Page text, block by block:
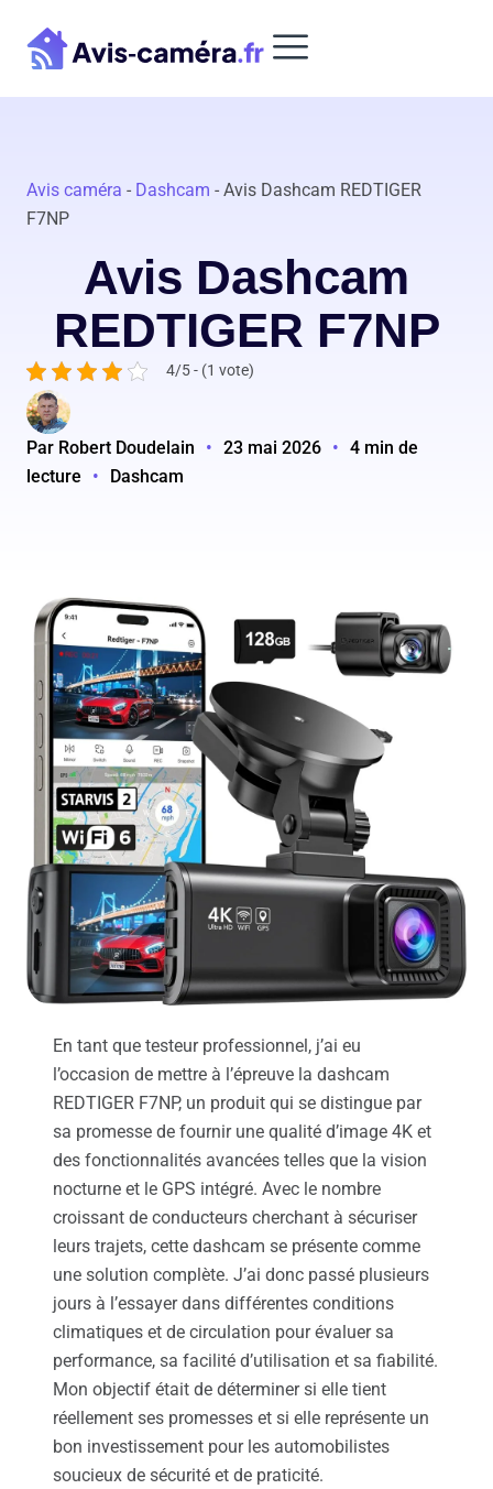
contenu
Avis caméra - Dashcam - Avis Dashcam REDTIGER
F7NP
Avis Dashcam
REDTIGER F7NP
4/5 - (1 vote)
Par Robert Doudelain • 23 mai 2026 • 4 min de
lecture
• Dashcam
En tant que testeur professionnel, j’ai eu
l’occasion de mettre à l’épreuve la dashcam
REDTIGER F7NP, un produit qui se distingue par
sa promesse de fournir une qualité d’image 4K et
des fonctionnalités avancées telles que la vision
nocturne et le GPS intégré. Avec le nombre
croissant de conducteurs cherchant à sécuriser
leurs trajets, cette dashcam se présente comme
une solution complète. J’ai donc passé plusieurs
jours à l’essayer dans différentes conditions
climatiques et de circulation pour évaluer sa
performance, sa facilité d’utilisation et sa fiabilité.
Mon objectif était de déterminer si elle tient
réellement ses promesses et si elle représente un
bon investissement pour les automobilistes
soucieux de sécurité et de praticité.